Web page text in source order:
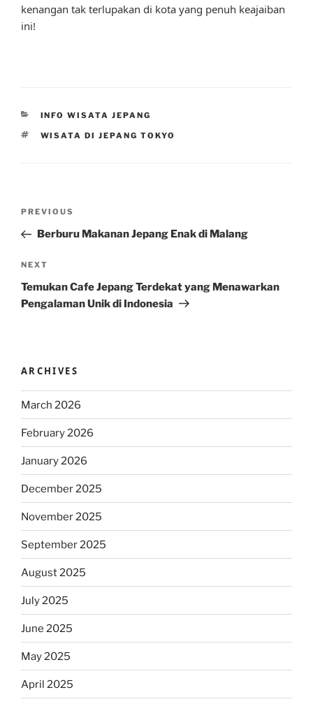
kenangan tak terlupakan di kota yang penuh keajaiban
ini!
CATEGORIES
INFO WISATA JEPANG
TAGS
WISATA DI JEPANG TOKYO
Previous
Post
PREVIOUS
Berburu Makanan Jepang Enak di Malang
Next
Post
NEXT
Temukan Cafe Jepang Terdekat yang Menawarkan
Pengalaman Unik di Indonesia
ARCHIVES
March 2026
February 2026
January 2026
December 2025
November 2025
September 2025
August 2025
July 2025
June 2025
May 2025
April 2025